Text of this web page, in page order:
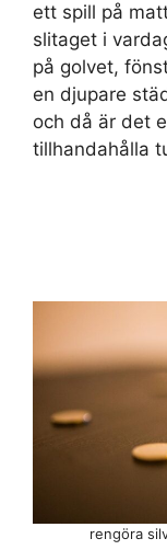
ett spill på
slitaget i
på golvet,
en djupare
och då är det
tillhandahålla
rengöra